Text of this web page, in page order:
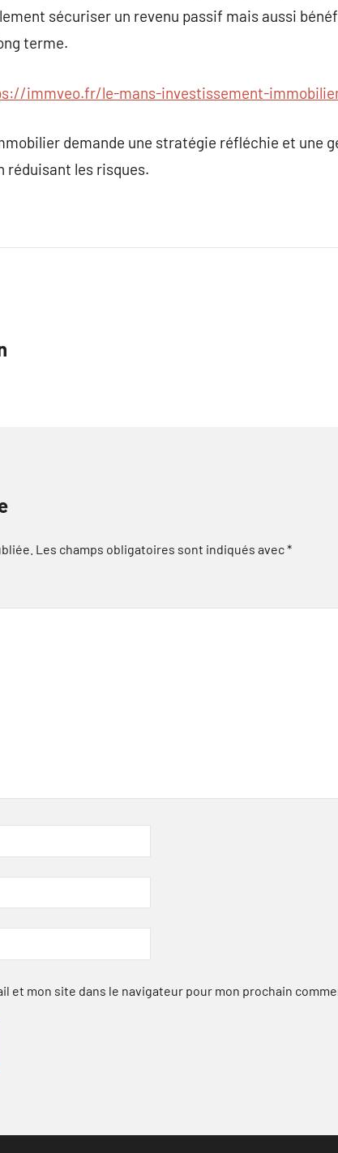
sécuriser un revenu passif mais aussi
terme.
immveo.fr/le-mans-investissement-
demande une stratégie réfléchie et une
réduisant les risques.
Les champs obligatoires sont indiqués avec*
et mon site dans le navigateur pour mon prochain